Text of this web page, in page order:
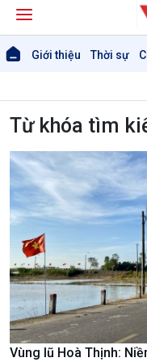
Giới thiệu Thời sự
Giới thiệu
Chính trị
Từ khóa tìm
Vùng lũ Hoà Thịnh: